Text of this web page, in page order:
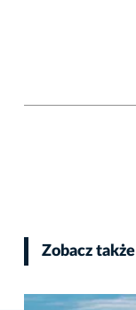
Zobacz także